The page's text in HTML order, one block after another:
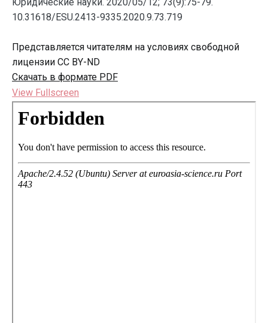
10.31618/ESU.2413-9335.2020.9.73.719
Представляется читателям на условиях свободной
лицензии CC BY-ND
Скачать в формате PDF
View Fullscreen
Перейти
содержимому